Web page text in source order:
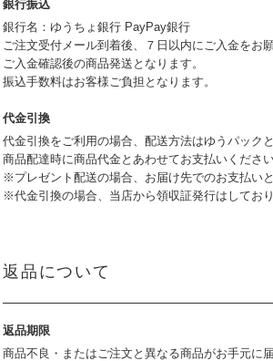
銀行振込
銀行名：ゆうちょ銀行 PayPay銀行
ご注文受付メール到着後、７日以内にご入金をお
ご入金確認後の商品発送となります。
振込手数料はお客様ご負担となります。
代金引換
代金引換をご利用の場合、配送方法はゆうパック
商品配達時に商品代金とあわせてお支払いくださ
※プレゼント配送の場合、お届け先でのお支払い
※代金引換の場合、当店から領収証発行はしてお
返品について
返品期限
商品不良・またはご注文と異なる商品がお手元に